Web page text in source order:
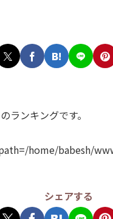
ランキングです。
home/babesh/
シェアする